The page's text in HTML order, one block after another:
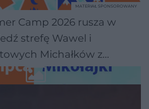
Camp 2026 rusza w
strefę Wawel i
Michałków z
MATERIAŁ SPONSOROWANY